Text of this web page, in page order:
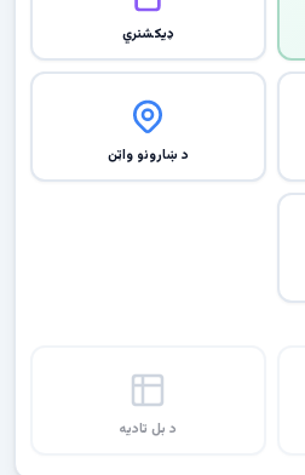
ډیکشنري
د ښارونو واټن
د بل تادیه